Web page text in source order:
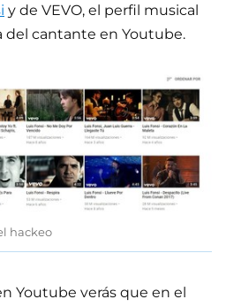
y de VEVO, el perfil musical
del cantante en Youtube.
hackeo
Youtube verás que en el